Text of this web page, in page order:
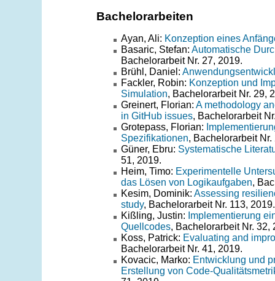
Bachelorarbeiten
Ayan, Ali: Konzeption eines
Basaric, Stefan: Automatische
Bachelorarbeit Nr. 27, 2019.
Brühl, Daniel:
Fackler, Robin: Konzeption und
Simulation, Bachelorarbeit Nr. 29,
Greinert, Florian: A methodology
in GitHub issues, Bachelorarbeit
Grotepass, Florian:
Spezifikationen, Bachelorarbeit Nr.
Güner, Ebru: Systematische
51, 2019.
Heim, Timo: Experimentelle
das Lösen von Logikaufgaben,
Kesim, Dominik: Assessing
study, Bachelorarbeit Nr. 113, 2019.
Kißling, Justin: Implementierung
Quellcodes, Bachelorarbeit Nr. 32,
Koss, Patrick: Evaluating and
Bachelorarbeit Nr. 41, 2019.
Kovacic, Marko: Entwicklung und
Erstellung von Code-